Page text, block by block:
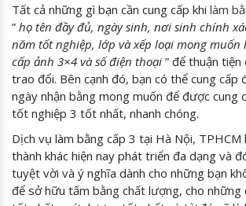
Tất cả những gì bạn cần cung cấp khi làm
” họ tên đầy đủ, ngày sinh, nơi sinh chính
năm tốt nghiệp, lớp và xếp loại mong muốn
cấp ảnh 3×4 và số điện thoại ” để thuận tiện
trao đổi. Bên cạnh đó, bạn có thể cung cấp
ngày nhận bằng mong muốn để được cung
tốt nghiệp 3 tốt nhất, nhanh chóng.
Dịch vụ làm bằng cấp 3 tại Hà Nội,
thành khác hiện nay phát triển đa dạng và
tuyệt vời và ý nghĩa dành cho những bạn
để sở hữu tấm bằng chất lượng, cho những